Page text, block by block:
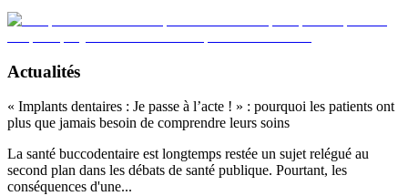
Actualités
« Implants dentaires : Je passe à l’acte ! » : pourquoi les patients ont
plus que jamais besoin de comprendre leurs soins
La santé buccodentaire est longtemps restée un sujet relégué au
second plan dans les débats de santé publique. Pourtant, les
conséquences d'une...